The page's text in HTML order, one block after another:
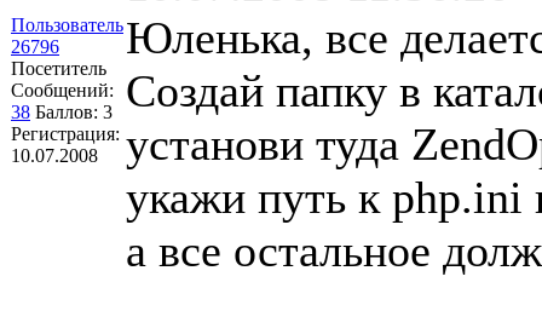
Пользователь
26796
Посетитель
Сообщений:
38 Баллов: 3
Регистрация:
10.07.2008
Юленька, все
Создай папку в
установи туда
укажи путь к php.ini
а все остальное